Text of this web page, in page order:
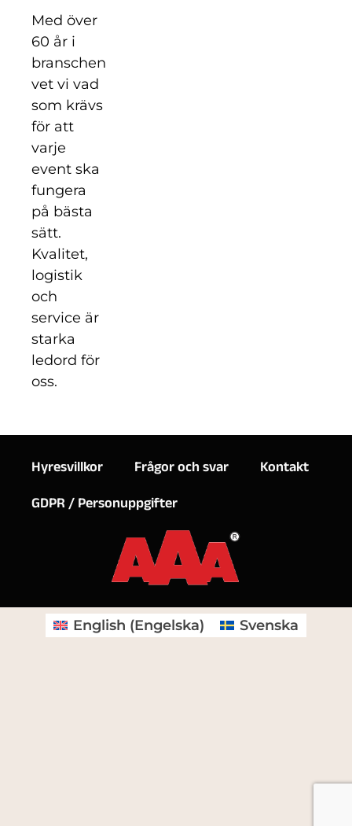
Med över
60 år i
branschen
vet vi vad
som krävs
för att
varje
event ska
fungera
på bästa
sätt.
Kvalitet,
logistik
och
service är
starka
ledord för
oss.
Hyresvillkor Frågor och svar
Kontakt
GDPR / Personuppgifter
English (Engelska) Svenska